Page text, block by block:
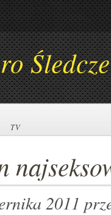
Śledcze
TV
TV
2011